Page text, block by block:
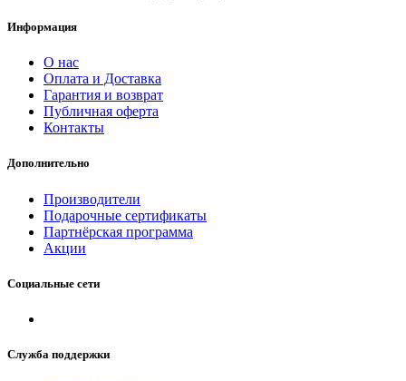
Информация
О нас
Оплата и Доставка
Гарантия и возврат
Публичная оферта
Контакты
Дополнительно
Производители
Подарочные сертификаты
Партнёрская программа
Акции
Социальные сети
Служба поддержки